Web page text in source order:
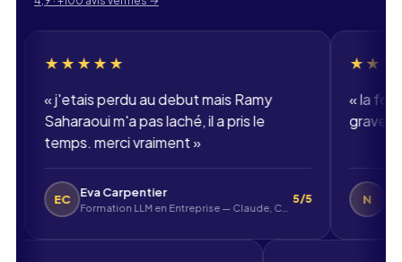
perdu au debut mais Ramy
m'a pas laché, il a pris le
merci vraiment»
Eva Carpentier
Formation LLM en Entreprise — Claude, ChatGPT, Mistral
★★★★★
la formation
grave bien. merci
N Nolan
DWWM -